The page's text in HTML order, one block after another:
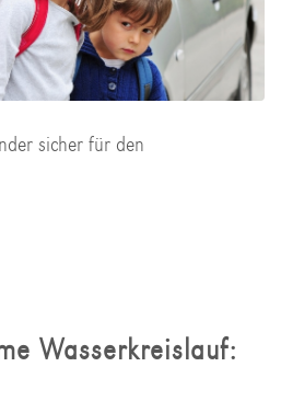
sicher für den
Wasserkreislauf: